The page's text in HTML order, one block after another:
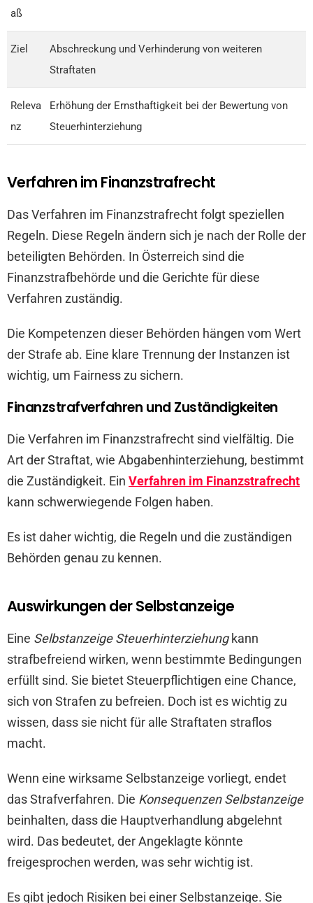
aß
Ziel
Abschreckung und Verhinderung von weiteren
Straftaten
Releva
nz
Erhöhung der Ernsthaftigkeit bei der Bewertung von
Steuerhinterziehung
Verfahren im Finanzstrafrecht
Das Verfahren im Finanzstrafrecht folgt speziellen
Regeln. Diese Regeln ändern sich je nach der Rolle der
beteiligten Behörden. In Österreich sind die
Finanzstrafbehörde und die Gerichte für diese
Verfahren zuständig.
Die Kompetenzen dieser Behörden hängen vom Wert
der Strafe ab. Eine klare Trennung der Instanzen ist
wichtig, um Fairness zu sichern.
Finanzstrafverfahren und Zuständigkeiten
Die Verfahren im Finanzstrafrecht sind vielfältig. Die
Art der Straftat, wie Abgabenhinterziehung, bestimmt
die Zuständigkeit. Ein Verfahren im Finanzstrafrecht
kann schwerwiegende Folgen haben.
Es ist daher wichtig, die Regeln und die zuständigen
Behörden genau zu kennen.
Auswirkungen der Selbstanzeige
Eine Selbstanzeige Steuerhinterziehungkann
strafbefreiend wirken, wenn bestimmte Bedingungen
erfüllt sind. Sie bietet Steuerpflichtigen eine Chance,
sich von Strafen zu befreien. Doch ist es wichtig zu
wissen, dass sie nicht für alle Straftaten straflos
macht.
Wenn eine wirksame Selbstanzeige vorliegt, endet
das Strafverfahren. Die Konsequenzen Selbstanzeige
beinhalten, dass die Hauptverhandlung abgelehnt
wird. Das bedeutet, der Angeklagte könnte
freigesprochen werden, was sehr wichtig ist.
Es gibt jedoch Risiken bei einer Selbstanzeige. Sie